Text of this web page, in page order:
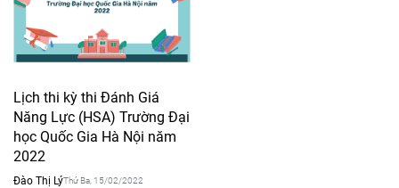
Lịch thi kỳ thi Đánh Giá
Năng Lực (HSA) Trường Đại
học Quốc Gia Hà Nội năm
2022
Đào Thị LýThứ Ba, 15/02/2022